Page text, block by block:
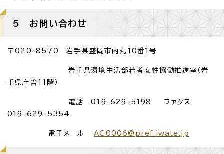
5 お問い合わせ
〒020-8570 岩手県盛岡市内丸10番1号
岩手県環境生活部若者女性協働推進室（岩
手県庁舎11階）
電話 019-629-5198 ファクス
019-629-5354
電子メール AC0006@pref.iwate.jp